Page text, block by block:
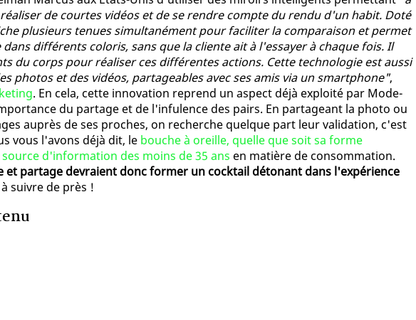
de courtes vidéos et de se rendre compte du rendu d'un habit. Doté
plusieurs tenues simultanément pour faciliter la comparaison et permet
différents coloris, sans que la cliente ait à l'essayer à chaque fois. Il
du corps pour réaliser ces différentes actions. Cette technologie est aussi
photos et des vidéos, partageables avec ses amis via un smartphone",
. En cela, cette innovation reprend un aspect déjà exploité par Mode-
du partage et de l'infulence des pairs. En partageant la photo ou
auprès de ses proches, on recherche quelque part leur validation, c'est
vous l'avons déjà dit, le bouche à oreille, quelle que soit sa forme
d'information des moins de 35 ans en matière de consommation.
et partage devraient donc former un cocktail détonant dans l'expérience
à suivre de près !